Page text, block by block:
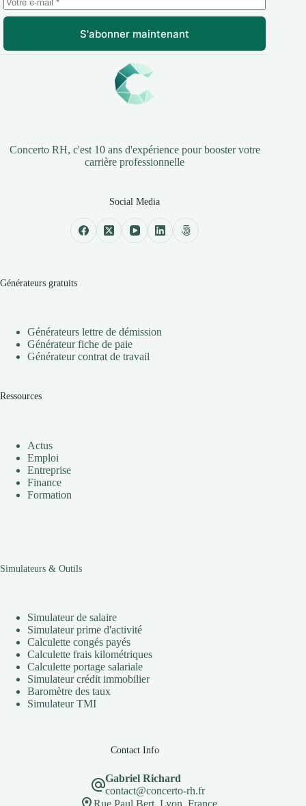
S'abonner maintenant
Concerto RH, c'est 10 ans d'expérience pour booster votre
carrière professionnelle
Social Media
Générateurs gratuits
Générateurs lettre de démission
Générateur fiche de paie
Générateur contrat de travail
Ressources
Actus
Emploi
Entreprise
Finance
Formation
Simulateurs & Outils
Simulateur de salaire
Simulateur prime d'activité
Calculette congés payés
Calculette frais kilométriques
Calculette portage salariale
Simulateur crédit immobilier
Baromètre des taux
Simulateur TMI
Contact Info
Gabriel Richard
contact@concerto-rh.fr
Rue Paul Bert, Lyon, France